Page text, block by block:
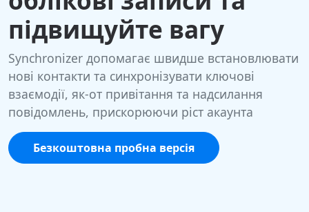
підвищуйте вагу
Synchronizer допомагає швидше встановлювати
нові контакти та синхронізувати ключові
взаємодії, як-от привітання та надсилання
повідомлень, прискорюючи ріст акаунта
Безкоштовна пробна версія